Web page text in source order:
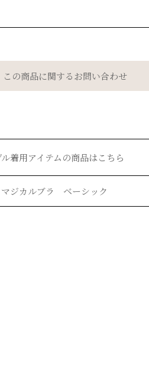
この商品に関するお問い合わせ
着用アイテムの商品はこちら
マジカルブラ ベーシック